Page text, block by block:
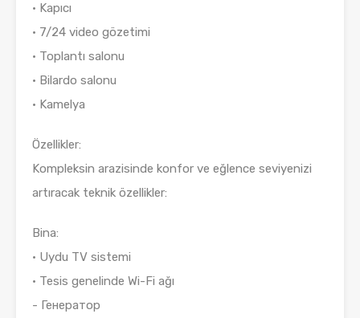
• Kapıcı
• 7/24 video gözetimi
• Toplantı salonu
• Bilardo salonu
• Kamelya
Özellikler:
Kompleksin arazisinde konfor ve eğlence seviyenizi
artıracak teknik özellikler:
Bina:
• Uydu TV sistemi
• Tesis genelinde Wi-Fi ağı
- Генератор